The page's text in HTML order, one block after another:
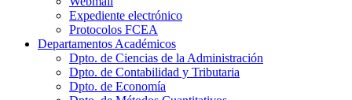
Expediente electrónico
Protocolos FCEA
Departamentos Académicos
Dpto. de Ciencias de la Administración
Dpto. de Contabilidad y Tributaria
Dpto. de Economía